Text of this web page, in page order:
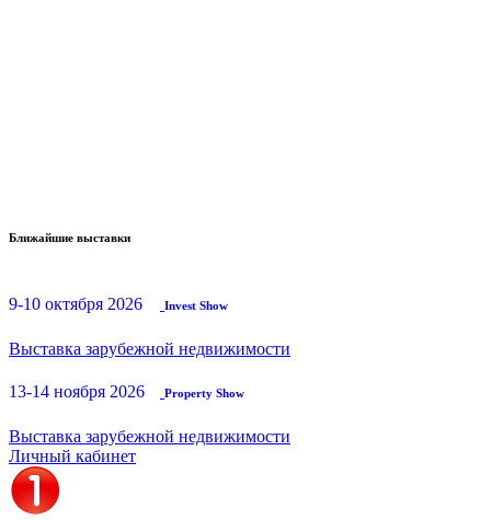
Ближайшие выставки
9-10 октября 2026 Invest Show
Выставка зарубежной недвижимости
13-14 ноября 2026 Property Show
Выставка зарубежной недвижимости
Личный кабинет